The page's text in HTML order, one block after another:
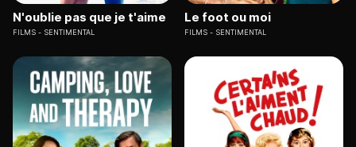
N'oublie pas que je t'aime
FILMS SENTIMENTAL
Le foot ou moi
FILMS SENTIMENTAL